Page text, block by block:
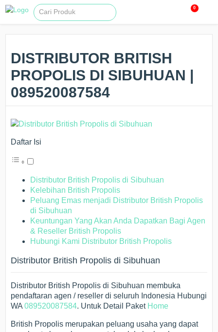
0
DISTRIBUTOR BRITISH
PROPOLIS DI SIBUHUAN |
089520087584
Daftar Isi
Distributor British Propolis di Sibuhuan
Kelebihan British Propolis
Peluang Emas menjadi Distributor British Propolis
di Sibuhuan
Keuntungan Yang Akan Anda Dapatkan Bagi Agen
& Reseller British Propolis
Hubungi Kami Distributor British Propolis
Distributor British Propolis di Sibuhuan
Distributor British Propolis di Sibuhuan membuka
pendaftaran agen / reseller di seluruh Indonesia Hubungi
WA089520087584. Untuk Detail Paket Home
British Propolis merupakan peluang usaha yang dapat